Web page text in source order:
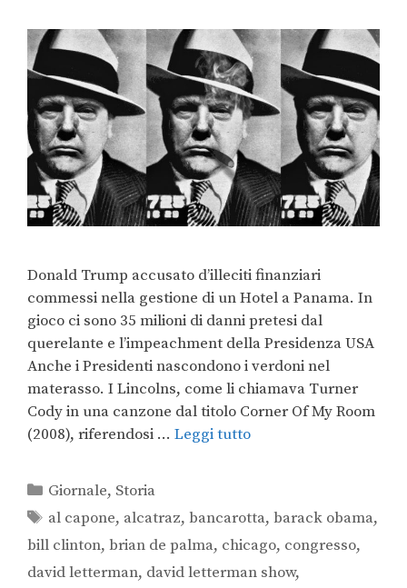
Donald Trump accusato d’illeciti finanziari
commessi nella gestione di un Hotel a Panama. In
gioco ci sono 35 milioni di danni pretesi dal
querelante e l’impeachment della Presidenza USA
Anche i Presidenti nascondono i verdoni nel
materasso. I Lincolns, come li chiamava Turner
Cody in una canzone dal titolo Corner Of My Room
(2008), riferendosi … Leggi tutto
Giornale, Storia
al capone, alcatraz,bancarotta,barack obama,
bill clinton, brian de palma, chicago, congresso,
david letterman, david letterman show,